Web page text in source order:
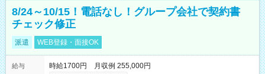
8/24～10/15！電話なし！グループ会社で契約書
チェック修正
派遣 WEB登録・面接OK
給与
時給1700円 月収例 255,000円